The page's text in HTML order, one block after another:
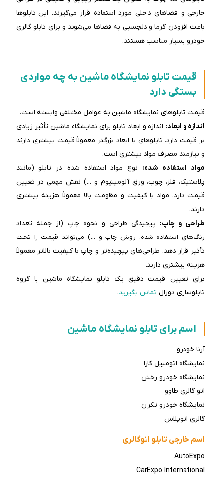
خارجی و فضاهای داخلی مورد استفاده قرار می‌گیرند. این تابلوها
باعث افزودن گرما و دلچسبی به فضاها می‌شوند و برای تابلو گالری
خودرو بسیار مناسب هستند.
قیمت تابلو نمایشگاه ماشین به چه مواردی
بستگی دارد
قیمت تابلوهای نمایشگاه ماشین به عوامل مختلفی وابسته است.
اندازه و ابعاد: اندازه و ابعاد تابلو برای نمایشگاه ماشین تأثیر زیادی
بر قیمت دارد. تابلوهای با ابعاد بزرگتر معمولاً قیمت بیشتری دارند
و نیازمند مصرف مواد بیشتری است.
مواد استفاده شده: نوع مواد استفاده شده در تابلو (مانند
پلاستیک، فلز، چوب، ورق آلومینیوم و ...) نقش مهمی در تعیین
قیمت دارد. مواد با کیفیت و مقاومت بالا معمولاً هزینه بیشتری
دارند.
طراحی و چاپ: پیچیدگی طراحی و نحوه چاپ (از جمله تعداد
رنگ‌های استفاده شده، روش چاپ و ...) می‌تواند قیمت را تحت
تأثیر قرار دهد. طراحی‌های پیچیده‌تر و چاپ با کیفیت بالاتر معمولاً
هزینه بیشتری دارند.
برای تعیین قیمت دقیق یک تابلو نمایشگاه ماشین با گروه
تابلوسازی دورال تماس بگیرید.
اسم برای تابلو نمایشگاه ماشین
آرنا خودرو
نمایشگاه اتومبیل کارا
نمایشگاه خودرو رخش
اتو گالری طاوو
نمایشگاه خودرو تکران
گالری اتوپلاس
اسم خارجی تابلو اتوگالری
AutoExpo
CarExpo International